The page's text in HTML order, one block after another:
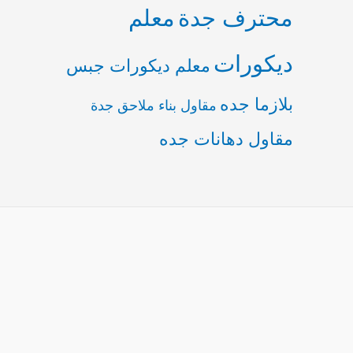
محترف جدة معلم
ديكورات معلم ديكورات جبس
بلازما جده مقاول بناء ملاحق جدة
مقاول دهانات جده